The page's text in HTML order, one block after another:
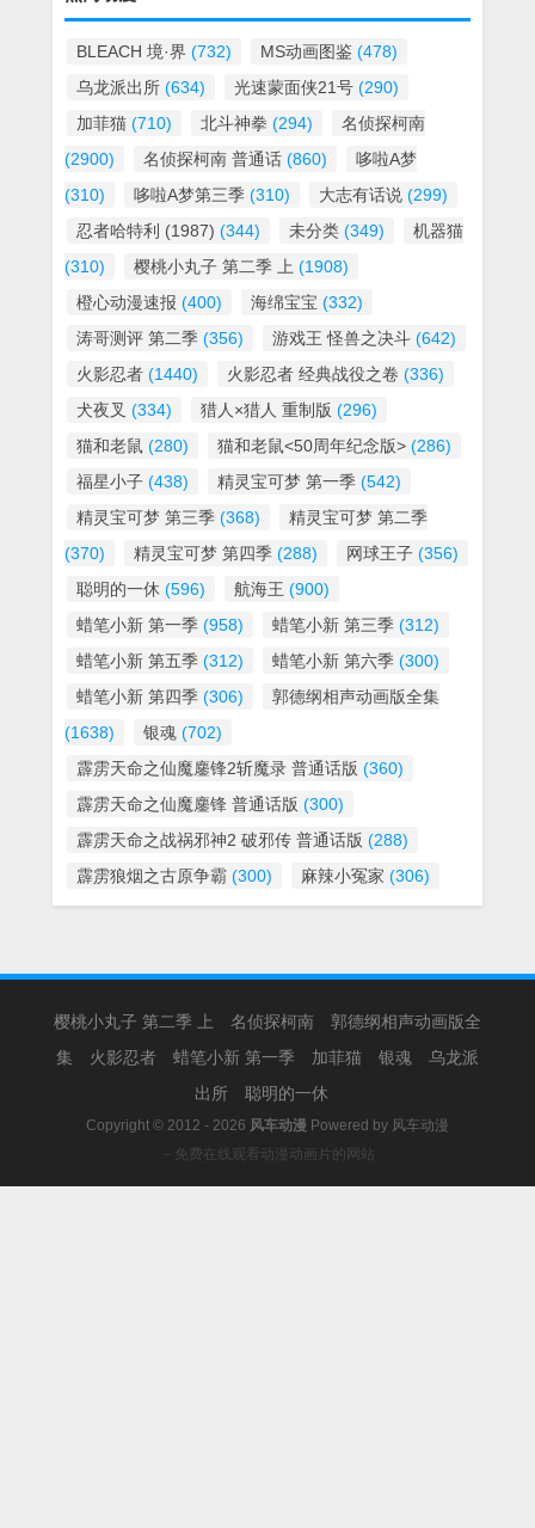
BLEACH 境·界 (732) MS动画图鉴 (478)
乌龙派出所 (634) 光速蒙面侠21号 (290)
加菲猫 (710) 北斗神拳 (294)
名侦探柯南
(2900)
名侦探柯南 普通话 (860)
哆啦A梦
(310)
哆啦A梦第三季 (310) 大志有话说 (299)
忍者哈特利 (1987) (344) 未分类 (349)
机器猫
(310)
樱桃小丸子 第二季 上 (1908)
橙心动漫速报 (400) 海绵宝宝 (332)
涛哥测评 第二季 (356) 游戏王 怪兽之决斗 (642)
火影忍者 (1440) 火影忍者 经典战役之卷 (336)
犬夜叉 (334) 猎人×猎人 重制版 (296)
猫和老鼠 (280) 猫和老鼠<50周年纪念版> (286)
福星小子 (438) 精灵宝可梦 第一季 (542)
精灵宝可梦 第三季 (368)
精灵宝可梦 第二季
(370)
精灵宝可梦 第四季 (288) 网球王子 (356)
聪明的一休 (596) 航海王 (900)
蜡笔小新 第一季 (958) 蜡笔小新 第三季 (312)
蜡笔小新 第五季 (312) 蜡笔小新 第六季 (300)
蜡笔小新 第四季 (306)
郭德纲相声动画版全集
(1638)
银魂 (702)
霹雳天命之仙魔鏖锋2斩魔录 普通话版 (360)
霹雳天命之仙魔鏖锋 普通话版 (300)
霹雳天命之战祸邪神2 破邪传 普通话版 (288)
霹雳狼烟之古原争霸 (300) 麻辣小冤家 (306)
樱桃小丸子 第二季 上 名侦探柯南
郭德纲相声动画版全
集
火影忍者 蜡笔小新 第一季 加菲猫 银魂
乌龙派
出所
聪明的一休
Copyright © 2012 - 2026 风车动漫 Powered by 风车动漫
－免费在线观看动漫动画片的网站